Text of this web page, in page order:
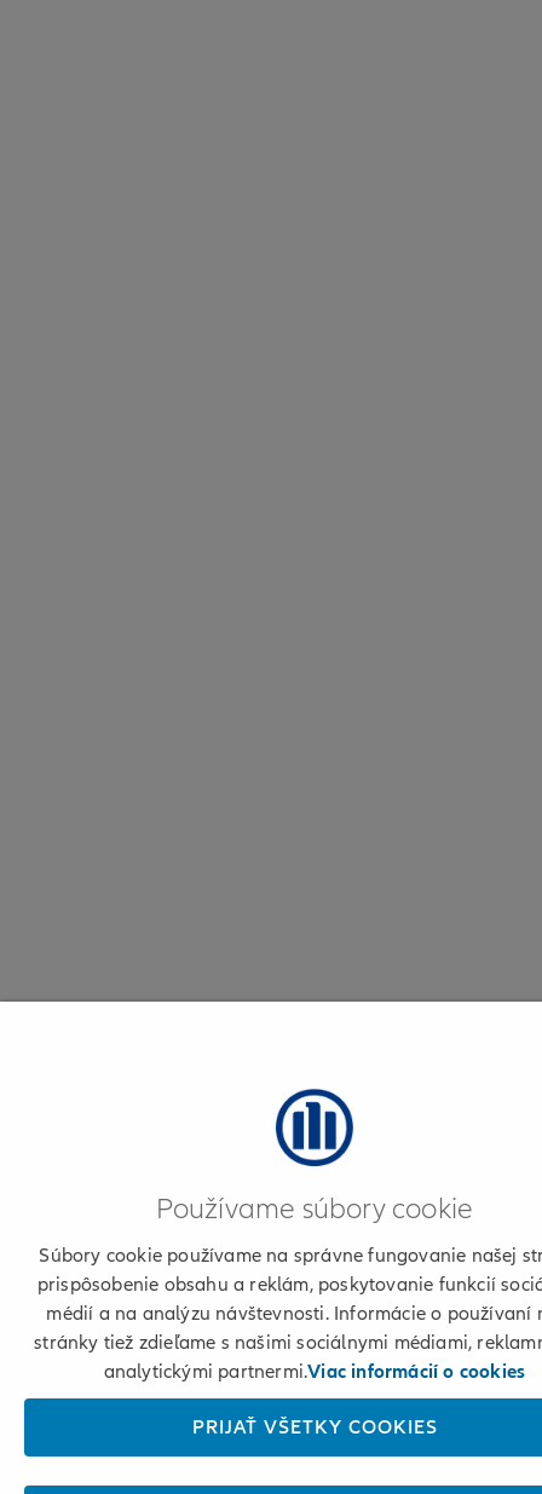
Používame súbory cookie
Súbory cookie používame na správne fungovanie našej
prispôsobenie obsahu a reklám, poskytovanie funkcií
médií a na analýzu návštevnosti. Informácie o používaní
stránky tiež zdieľame s našimi sociálnymi médiami,
analytickými partnermi.Viac informácií o cookies
PRIJAŤ VŠETKY COOKIES